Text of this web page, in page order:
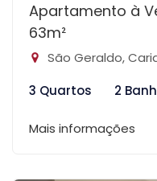
Apartamento à
63m²
São Geraldo,
3 Quartos
2
Mais informações